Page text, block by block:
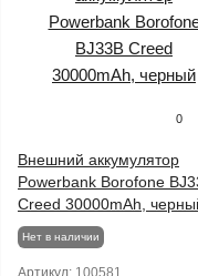
0
Внешний аккумулятор
Powerbank Borofone
Creed 30000mAh,
Нет в наличии
Артикул: 100581